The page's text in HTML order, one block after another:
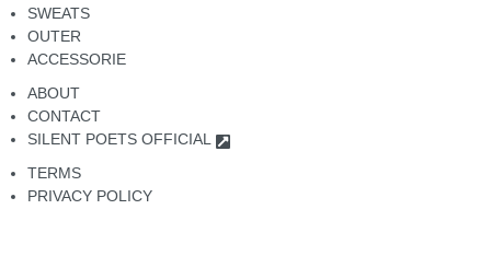
SWEATS
OUTER
ACCESSORIE
ABOUT
CONTACT
SILENT POETS OFFICIAL
TERMS
PRIVACY POLICY